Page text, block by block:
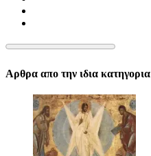
Αρθρα απο την ιδια κατηγορια